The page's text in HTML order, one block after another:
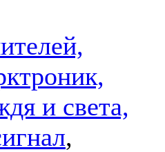
и света,
,